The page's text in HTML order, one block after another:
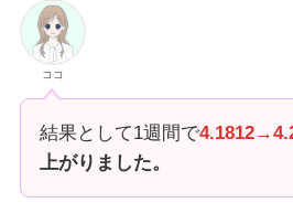
ココ
結果として1週間で
上がりました。